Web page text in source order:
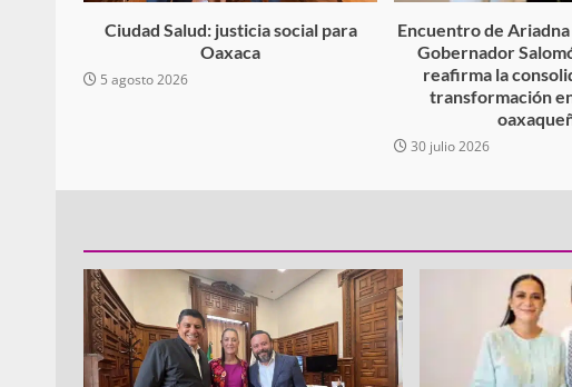
Ciudad Salud: justicia social para
Oaxaca
5 agosto 2026
Encuentro de
Gobernador
reafirma la
transformación
30 julio 2026